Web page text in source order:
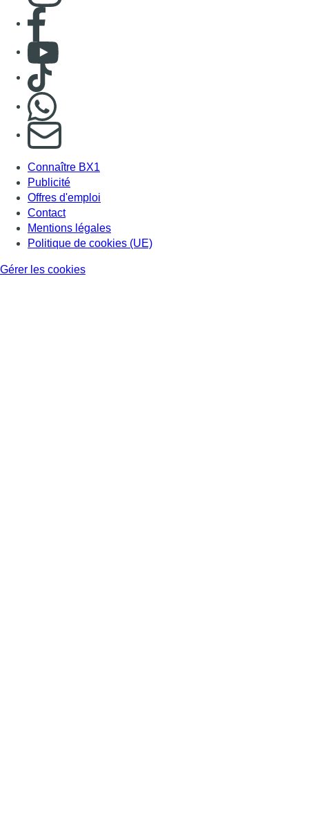
Consulter page Facebook
Consulter Youtube
Consulter TikTok
S'abonner à notre newsletter
Connaître BX1
Publicité
Offres d'emploi
Contact
Mentions légales
Politique de cookies (UE)
Gérer les cookies